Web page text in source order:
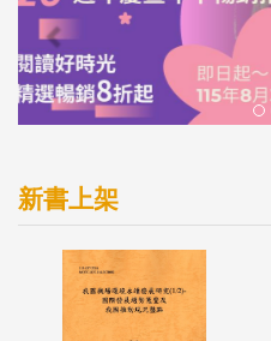
新書上架